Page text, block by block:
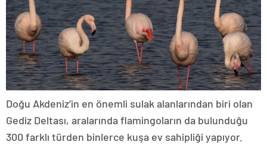
Doğu Akdeniz’in en önemli sulak alanlarından biri olan
Gediz Deltası, aralarında flamingoların da bulunduğu
300 farklı türden binlerce kuşa ev sahipliği yapıyor.